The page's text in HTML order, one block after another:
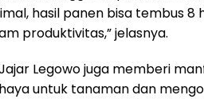
hasil panen bisa tembus 8
produktivitas,” jelasnya.
Legowo juga memberi
untuk tanaman dan